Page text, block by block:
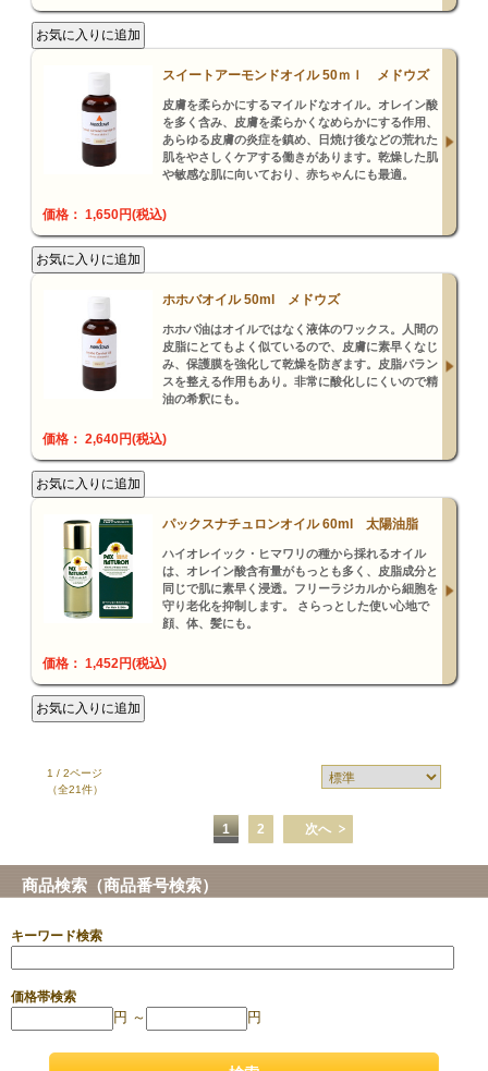
スイートアーモンドオイル 50ｍｌ メドウズ
皮膚を柔らかにするマイルドなオイル。オレイン酸
を多く含み、皮膚を柔らかくなめらかにする作用、
あらゆる皮膚の炎症を鎮め、日焼け後などの荒れた
肌をやさしくケアする働きがあります。乾燥した肌
や敏感な肌に向いており、赤ちゃんにも最適。
価格： 1,650円(税込)
ホホバオイル 50ml メドウズ
ホホバ油はオイルではなく液体のワックス。人間の
皮脂にとてもよく似ているので、皮膚に素早くなじ
み、保護膜を強化して乾燥を防ぎます。皮脂バラン
スを整える作用もあり。非常に酸化しにくいので精
油の希釈にも。
価格： 2,640円(税込)
パックスナチュロンオイル 60ml 太陽油脂
ハイオレイック・ヒマワリの種から採れるオイル
は、オレイン酸含有量がもっとも多く、皮脂成分と
同じで肌に素早く浸透。フリーラジカルから細胞を
守り老化を抑制します。 さらっとした使い心地で
顔、体、髪にも。
価格： 1,452円(税込)
1 / 2ページ
（全21件）
1 2 次へ
商品検索（商品番号検索）
キーワード検索
価格帯検索
円 ～ 円